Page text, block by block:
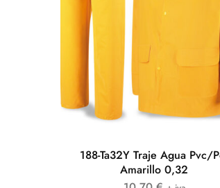
188-Ta32Y Traje Agua Pvc/
Amarillo 0,32